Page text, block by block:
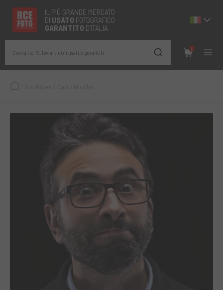
IL PIÙ GRANDE MERCATO
DI USATO FOTOGRAFICO
GARANTITO D’ITALIA
Cerca tra 19.154 articoli usati e garantiti
0